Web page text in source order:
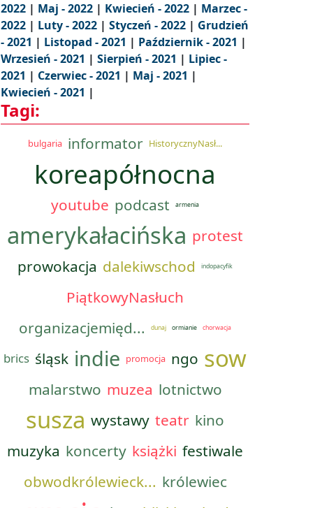
2022 | Maj - 2022 | Kwiecień - 2022 | Marzec -
2022 | Luty - 2022 | Styczeń - 2022 | Grudzień
- 2021 | Listopad - 2021 | Październik - 2021 |
Wrzesień - 2021 | Sierpień - 2021 | Lipiec -
2021 | Czerwiec - 2021 | Maj - 2021 |
Kwiecień - 2021 |
Tagi:
bulgaria informator HistorycznyNasł...
koreapółnocna
youtube podcast armenia
amerykałacińska protest
prowokacja dalekiwschod indopacyfik
PiątkowyNasłuch
organizacjemięd...
dunaj ormianie chorwacja
brics śląsk indie promocja ngo sow
malarstwo muzea lotnictwo
susza wystawy teatr kino
muzyka koncerty książki festiwale
obwodkrólewieck... królewiec